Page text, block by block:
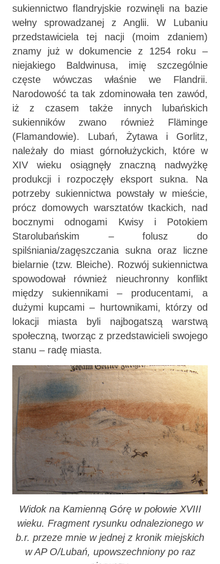
sukiennictwo flandryjskie rozwinęli na bazie
wełny sprowadzanej z Anglii. W Lubaniu
przedstawiciela tej nacji (moim zdaniem)
znamy już w dokumencie z 1254 roku –
niejakiego Baldwinusa, imię szczególnie
częste wówczas właśnie we Flandrii.
Narodowość ta tak zdominowała ten zawód,
iż z czasem także innych lubańskich
sukienników zwano również Fläminge
(Flamandowie). Lubań, Żytawa i Gorlitz,
należały do miast górnołużyckich, które w
XIV wieku osiągnęły znaczną nadwyżkę
produkcji i rozpoczęły eksport sukna. Na
potrzeby sukiennictwa powstały w mieście,
prócz domowych warsztatów tkackich, nad
bocznymi odnogami Kwisy i Potokiem
Starolubańskim – folusz do
spilśniania/zagęszczania sukna oraz liczne
bielarnie (tzw. Bleiche). Rozwój sukiennictwa
spowodował również nieuchronny konflikt
między sukiennikami – producentami, a
dużymi kupcami – hurtownikami, którzy od
lokacji miasta byli najbogatszą warstwą
społeczną, tworząc z przedstawicieli swojego
stanu – radę miasta.
Widok na Kamienną Górę w połowie XVIII
wieku. Fragment rysunku odnalezionego w
b.r. przeze mnie w jednej z kronik miejskich
w AP O/Lubań, upowszechniony po raz